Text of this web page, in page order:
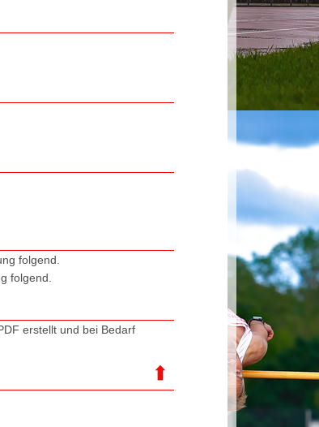
folgend.
folgend.
erstellt und bei Bedarf